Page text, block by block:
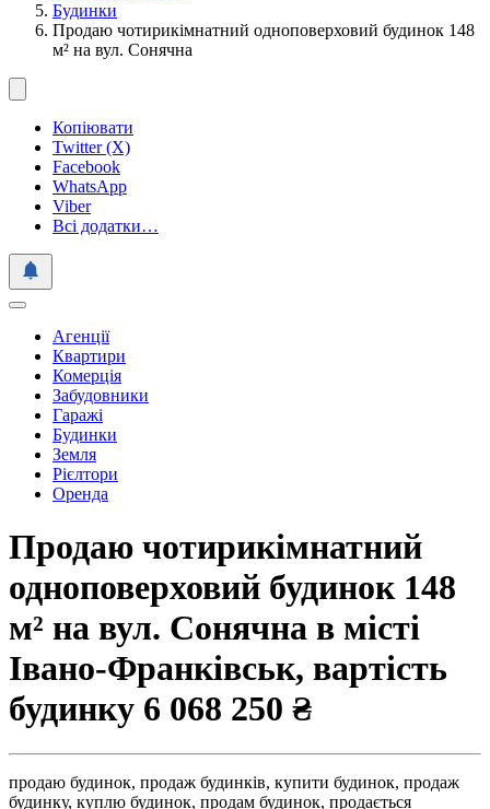
Будинки
Продаю чотирикімнатний одноповерховий будинок 148
м² на вул. Сонячна
Копіювати
Twitter (X)
Facebook
WhatsApp
Viber
Всі додатки…
Агенції
Квартири
Комерція
Забудовники
Гаражі
Будинки
Земля
Рієлтори
Оренда
Продаю чотирикімнатний
одноповерховий будинок 148
м² на вул. Сонячна в місті
Івано-Франківськ, вартість
будинку 6 068 250 ₴
продаю будинок, продаж будинків, купити будинок, продаж
будинку, куплю будинок, продам будинок, продається